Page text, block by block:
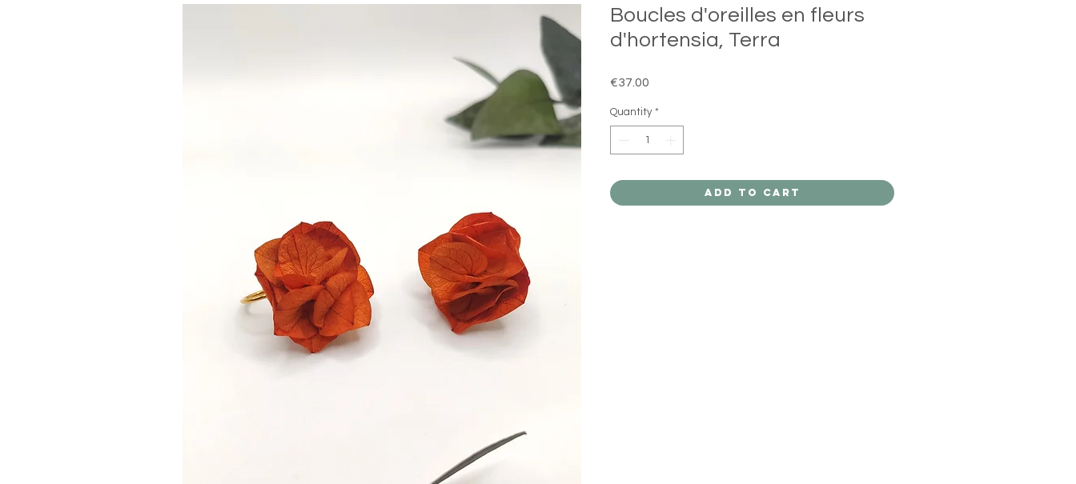
Boucles d'oreilles en fleurs
d'hortensia, Terra
€37.00
Quantity *
Add to Cart